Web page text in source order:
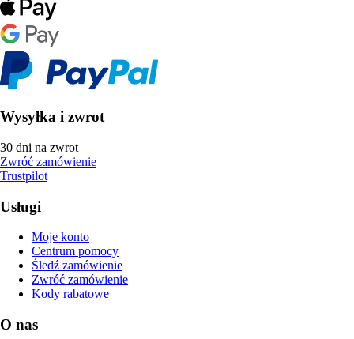
Wysyłka i zwrot
30 dni na zwrot
Zwróć zamówienie
Trustpilot
Usługi
Moje konto
Centrum pomocy
Śledź zamówienie
Zwróć zamówienie
Kody rabatowe
O nas